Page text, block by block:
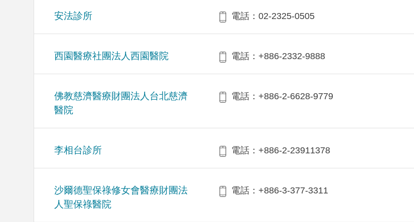
安法診所 電話：02-2325-0505
西園醫療社團法人西園醫院 電話：+886-2332-9888
佛教慈濟醫療財團法人台北慈濟
醫院
電話：+886-2-6628-9779
李相台診所 電話：+886-2-23911378
沙爾德聖保祿修女會醫療財團法
人聖保祿醫院
電話：+886-3-377-3311